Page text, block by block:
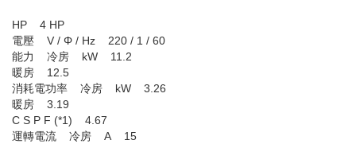
HP 4 HP
電壓 V / Φ / Hz 220 / 1 / 60
能力 冷房 kW 11.2
暖房 12.5
消耗電功率 冷房 kW 3.26
暖房 3.19
C S P F (*1) 4.67
運轉電流 冷房 A 15